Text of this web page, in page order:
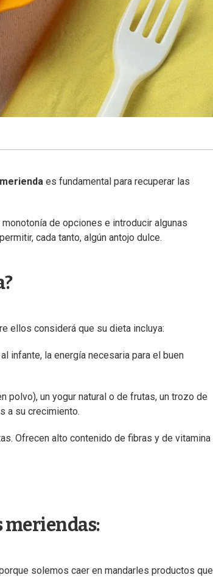
merienda es fundamental para recuperar las
de opciones e introducir algunas
cada tanto, algún antojo dulce.
ellos considerá que su dieta incluya:
infante, la energía necesaria para el buen
polvo), un yogur natural o de frutas, un trozo de
a su crecimiento.
Ofrecen alto contenido de fibras y de vitamina
solemos caer en mandarles productos que